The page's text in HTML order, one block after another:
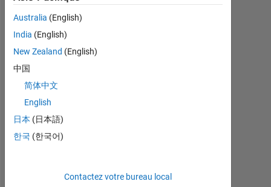
CONTRIBUTIONS 10
10
5
06/20
02/21
10/21
06/22
02/23
06/24
02/25
10/25
06/26
03/21
12/21
09/22
06/23
03/24
12/24
09/25
05/21
04/22
03/23
02/24
01/25
12/25
RANG
Australia (English)
India (English)
New Zealand (English)
中国
简体中文
English
日本 (日本語)
한국 (한국어)
Contactez votre bureau local